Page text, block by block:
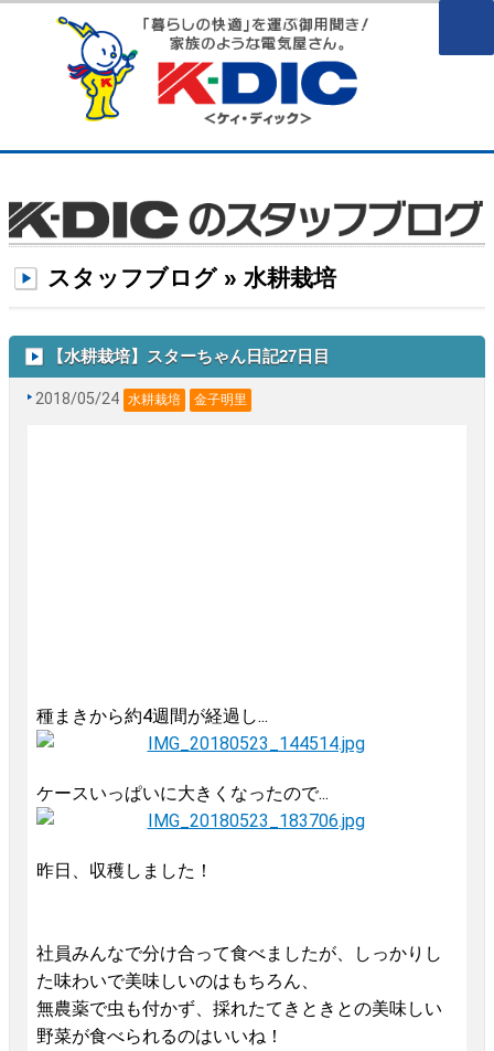
スタッフブログ » 水耕栽培
【水耕栽培】スターちゃん日記27日目
2018/05/24 水耕栽培 金子明里
種まきから約4週間が経過し...
ケースいっぱいに大きくなったので...
昨日、収穫しました！
社員みんなで分け合って食べましたが、しっかりし
た味わいで美味しいのはもちろん、
無農薬で虫も付かず、採れたてきときとの美味しい
野菜が食べられるのはいいね！